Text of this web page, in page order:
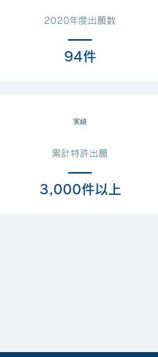
2020年度出願数
94件
実績
累計特許出願
3,000件以上